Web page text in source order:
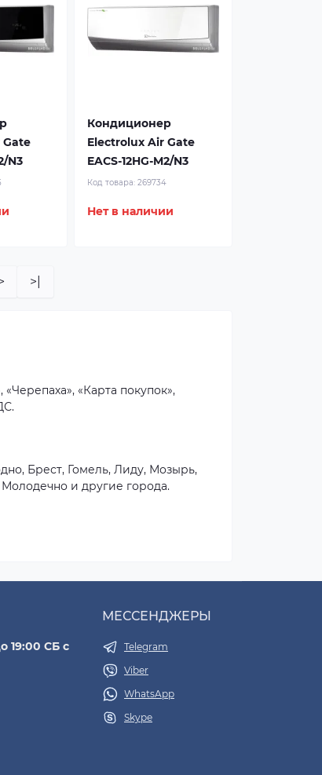
N3
Кондиционер
Electrolux Air Gate
EACS-12HG-M2/N3
Код товара:269734
Нет в наличии
>|
«Карта покупок»,
Брест, Гомель, Лиду, Мозырь,
и другие города.
19:00 СБ с
МЕССЕНДЖЕРЫ
Telegram
Viber
WhatsApp
Skype